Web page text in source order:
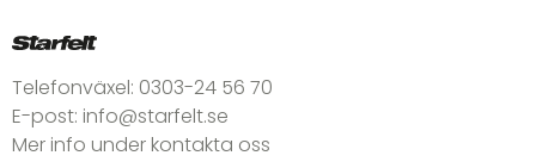
Telefonväxel: 0303-24 56 70
E-post: info@starfelt.se
Mer info under kontakta oss